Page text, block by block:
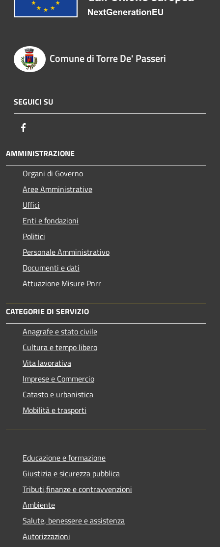
Comune di Torre De' Passeri
SEGUICI SU
AMMINISTRAZIONE
Organi di Governo
Aree Amministrative
Uffici
Enti e fondazioni
Politici
Personale Amministrativo
Documenti e dati
Attuazione Misure Pnrr
CATEGORIE DI SERVIZIO
Anagrafe e stato civile
Cultura e tempo libero
Vita lavorativa
Imprese e Commercio
Catasto e urbanistica
Mobilità e trasporti
Educazione e formazione
Giustizia e sicurezza pubblica
Tributi,finanze e contravvenzioni
Ambiente
Salute, benessere e assistenza
Autorizzazioni